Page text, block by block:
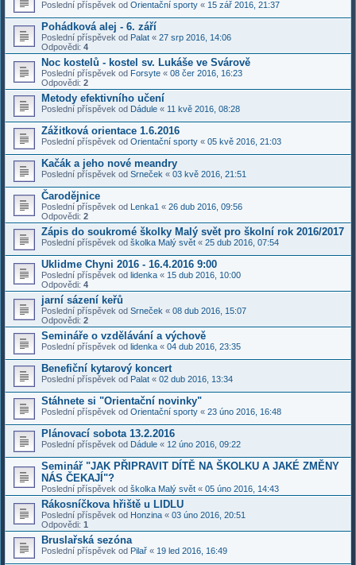
Poslední příspěvek od Orientační sporty « 15 zář 2016, 21:37
Pohádková alej - 6. září
Poslední příspěvek od Palat « 27 srp 2016, 14:06
Odpovědi: 4
Noc kostelů - kostel sv. Lukáše ve Svárově
Poslední příspěvek od Forsyte « 08 čer 2016, 16:23
Odpovědi: 2
Metody efektivního učení
Poslední příspěvek od Dádule « 11 kvě 2016, 08:28
Zážitková orientace 1.6.2016
Poslední příspěvek od Orientační sporty « 05 kvě 2016, 21:03
Kačák a jeho nové meandry
Poslední příspěvek od Srneček « 03 kvě 2016, 21:51
Čarodějnice
Poslední příspěvek od Lenka1 « 26 dub 2016, 09:56
Odpovědi: 2
Zápis do soukromé školky Malý svět pro školní rok 2016/2017
Poslední příspěvek od školka Malý svět « 25 dub 2016, 07:54
Uklidme Chyni 2016 - 16.4.2016 9:00
Poslední příspěvek od lidenka « 15 dub 2016, 10:00
Odpovědi: 4
jarní sázení keřů
Poslední příspěvek od Srneček « 08 dub 2016, 15:07
Odpovědi: 2
Semináře o vzdělávání a výchově
Poslední příspěvek od lidenka « 04 dub 2016, 23:35
Benefiční kytarový koncert
Poslední příspěvek od Palat « 02 dub 2016, 13:34
Stáhnete si "Orientační novinky"
Poslední příspěvek od Orientační sporty « 23 úno 2016, 16:48
Plánovací sobota 13.2.2016
Poslední příspěvek od Dádule « 12 úno 2016, 09:22
Seminář "JAK PŘIPRAVIT DÍTĚ NA ŠKOLKU A JAKÉ ZMĚNY
NÁS ČEKAJÍ"?
Poslední příspěvek od školka Malý svět « 05 úno 2016, 14:43
Rákosníčkova hřiště u LIDLU
Poslední příspěvek od Honzina « 03 úno 2016, 20:51
Odpovědi: 1
Bruslařská sezóna
Poslední příspěvek od Pilař « 19 led 2016, 16:49